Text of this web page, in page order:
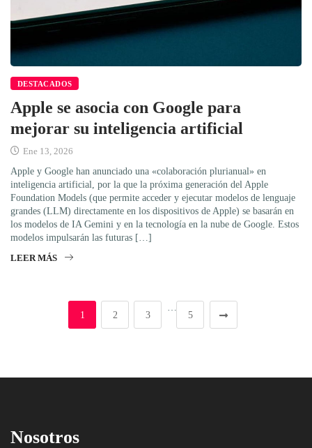
DESTACADOS
Apple se asocia con Google para
mejorar su inteligencia artificial
Ene 13, 2026
Apple y Google han anunciado una «colaboración plurianual» en
inteligencia artificial, por la que la próxima generación del Apple
Foundation Models (que permite acceder y ejecutar modelos de lenguaje
grandes (LLM) directamente en los dispositivos de Apple) se basarán en
los modelos de IA Gemini y en la tecnología en la nube de Google. Estos
modelos impulsarán las futuras […]
LEER MÁS
1 2 3 5
Nosotros